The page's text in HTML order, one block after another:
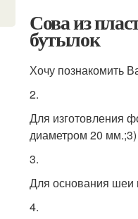
Сова из
бутылок
Хочу познакомить
2.
Для изготовления
диаметром 20
3.
Для основания шеи
4.